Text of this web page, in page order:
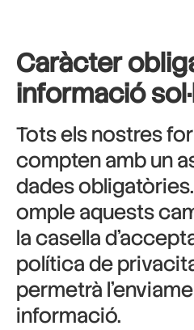
Caràcter
informació
Tots els nostres
compten amb un
dades obligatòries.
omple aquests
la casella
política de
permetrà
informació.